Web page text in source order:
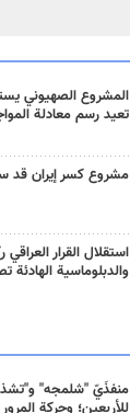
المشروع الصهيوني
تعيد رسم معادلة
مشروع كسر إيران قد
استقلال القرار العراقي
والدبلوماسية الهادئة
منفذَيّ "شلمجه"